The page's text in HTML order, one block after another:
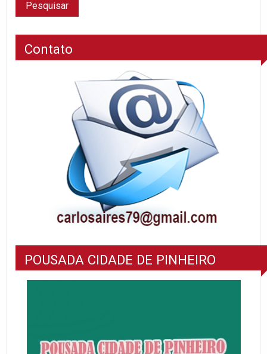
Contato
POUSADA CIDADE DE PINHEIRO